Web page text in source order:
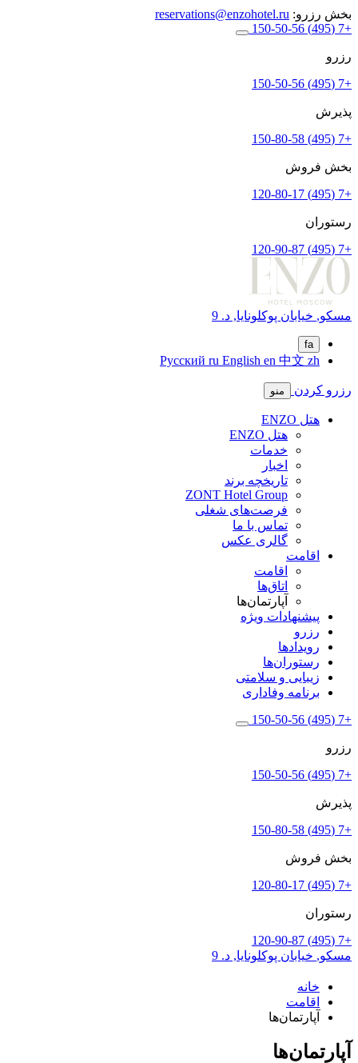
بخش رزرو: reservations@enzohotel.ru
+7 (495) 150-50-56
رزرو
+7 (495) 150-50-56
پذیرش
+7 (495) 150-80-58
بخش فروش
+7 (495) 120-80-17
رستوران
+7 (495) 120-90-87
مسکو, خیابان پوکلونایا, د. 9
fa
Русский ru English en 中文 zh
رزرو کردن منو
هتل ENZO
هتل ENZO
خدمات
اخبار
تاریخچه برند
ZONT Hotel Group
فرصت‌های شغلی
تماس با ما
گالری عکس
اقامت
اقامت
اتاق‌ها
آپارتمان‌ها
پیشنهادات ویژه
رزرو
رویدادها
رستوران‌ها
زیبایی و سلامتی
برنامه وفاداری
+7 (495) 150-50-56
رزرو
+7 (495) 150-50-56
پذیرش
+7 (495) 150-80-58
بخش فروش
+7 (495) 120-80-17
رستوران
+7 (495) 120-90-87
مسکو, خیابان پوکلونایا, د. 9
خانه
اقامت
آپارتمان‌ها
آپارتمان‌ها